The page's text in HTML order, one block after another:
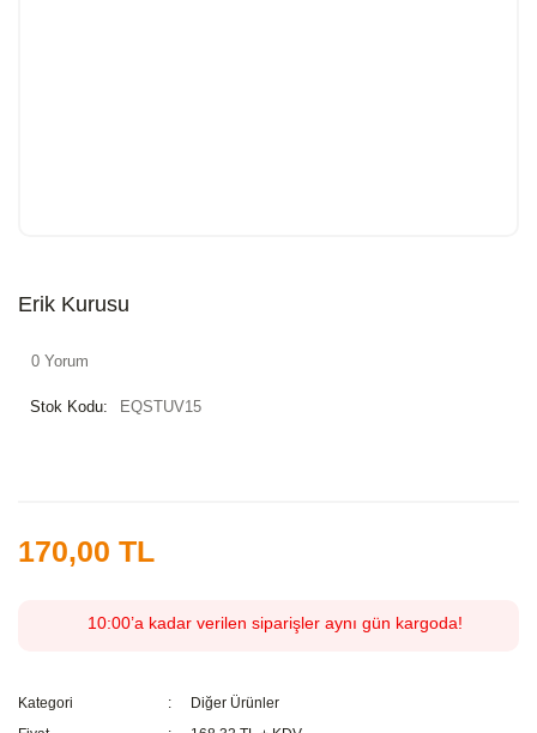
Erik Kurusu
0 Yorum
Stok Kodu: EQSTUV15
170,00 TL
10:00’a kadar verilen siparişler aynı gün kargoda!
Kategori
Diğer Ürünler